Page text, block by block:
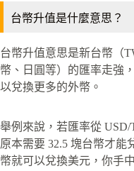
台幣升值是什麼意思？
台幣升值意思是新台幣（
幣、日圓等）的匯率走強
以兌換更多的外幣。
舉例來說，若匯率從 USD/
原本需要 32.5 塊台幣才能
幣就可以兌換美元，你手